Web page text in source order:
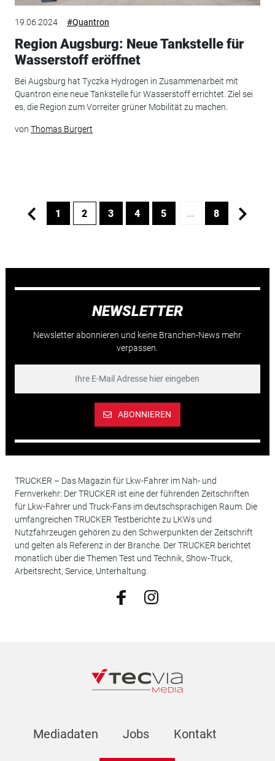
19.06.2024 #Quantron
Region Augsburg: Neue Tankstelle für
Wasserstoff eröffnet
Bei Augsburg hat Tyczka Hydrogen in Zusammenarbeit mit
Quantron eine neue Tankstelle für Wasserstoff errichtet. Ziel sei
es, die Region zum Vorreiter grüner Mobilität zu machen.
von Thomas Burgert
1 2 3 4 5 … 8
NEWSLETTER
Newsletter abonnieren und keine Branchen-News mehr
verpassen.
ABONNIEREN
TRUCKER – Das Magazin für Lkw-Fahrer im Nah- und
Fernverkehr: Der TRUCKER ist eine der führenden Zeitschriften
für Lkw-Fahrer und Truck-Fans im deutschsprachigen Raum. Die
umfangreichen TRUCKER Testberichte zu LKWs und
Nutzfahrzeugen gehören zu den Schwerpunkten der Zeitschrift
und gelten als Referenz in der Branche. Der TRUCKER berichtet
monatlich über die Themen Test und Technik, Show-Truck,
Arbeitsrecht, Service, Unterhaltung.
Mediadaten Jobs Kontakt